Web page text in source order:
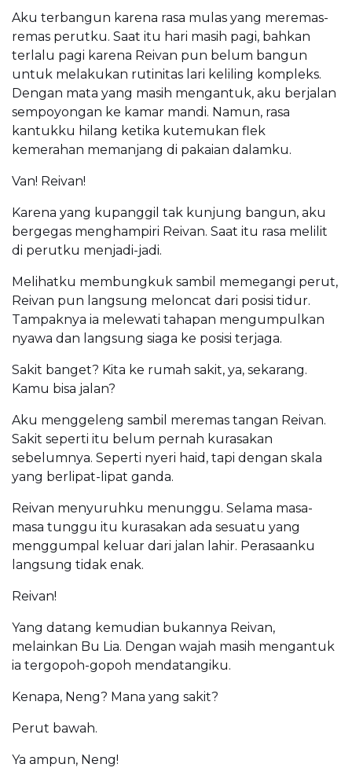
Aku terbangun karena rasa mulas yang meremas-
remas perutku. Saat itu hari masih pagi, bahkan
terlalu pagi karena Reivan pun belum bangun
untuk melakukan rutinitas lari keliling kompleks.
Dengan mata yang masih mengantuk, aku berjalan
sempoyongan ke kamar mandi. Namun, rasa
kantukku hilang ketika kutemukan flek
kemerahan memanjang di pakaian dalamku.
Van! Reivan!
Karena yang kupanggil tak kunjung bangun, aku
bergegas menghampiri Reivan. Saat itu rasa melilit
di perutku menjadi-jadi.
Melihatku membungkuk sambil memegangi perut,
Reivan pun langsung meloncat dari posisi tidur.
Tampaknya ia melewati tahapan mengumpulkan
nyawa dan langsung siaga ke posisi terjaga.
Sakit banget? Kita ke rumah sakit, ya, sekarang.
Kamu bisa jalan?
Aku menggeleng sambil meremas tangan Reivan.
Sakit seperti itu belum pernah kurasakan
sebelumnya. Seperti nyeri haid, tapi dengan skala
yang berlipat-lipat ganda.
Reivan menyuruhku menunggu. Selama masa-
masa tunggu itu kurasakan ada sesuatu yang
menggumpal keluar dari jalan lahir. Perasaanku
langsung tidak enak.
Reivan!
Yang datang kemudian bukannya Reivan,
melainkan Bu Lia. Dengan wajah masih mengantuk
ia tergopoh-gopoh mendatangiku.
Kenapa, Neng? Mana yang sakit?
Perut bawah.
Ya ampun, Neng!